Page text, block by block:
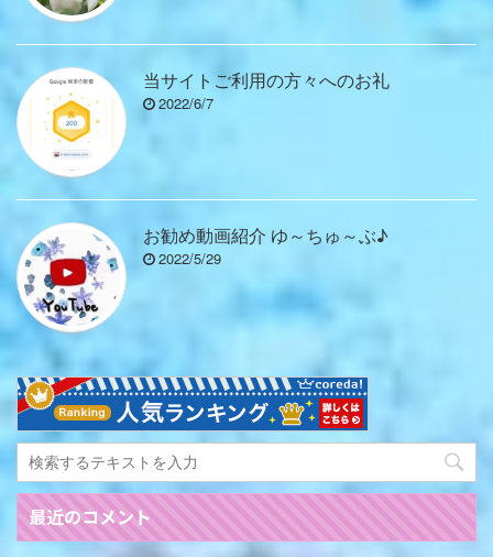
当サイトご利用の方々へのお礼
2022/6/7
お勧め動画紹介 ゆ～ちゅ～ぶ♪
2022/5/29
最近のコメント